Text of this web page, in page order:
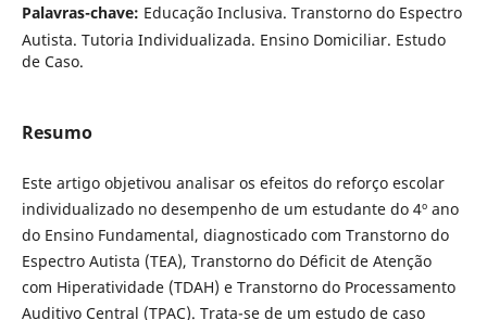
Palavras-chave: Educação Inclusiva. Transtorno do Espectro
Autista. Tutoria Individualizada. Ensino Domiciliar. Estudo
de Caso.
Resumo
Este artigo objetivou analisar os efeitos do reforço escolar
individualizado no desempenho de um estudante do 4º ano
do Ensino Fundamental, diagnosticado com Transtorno do
Espectro Autista (TEA), Transtorno do Déficit de Atenção
com Hiperatividade (TDAH) e Transtorno do Processamento
Auditivo Central (TPAC). Trata-se de um estudo de caso